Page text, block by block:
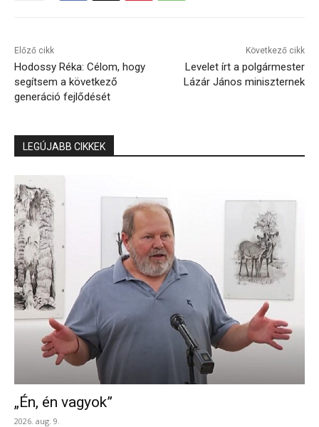
Előző cikk
Hodossy Réka: Célom, hogy
segítsem a következő
generáció fejlődését
Következő cikk
Levelet írt a polgármester
Lázár János miniszternek
LEGÚJABB CIKKEK
„Én, én vagyok”
2026. aug. 9.